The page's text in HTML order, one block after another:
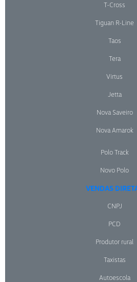
T-Cross
Tiguan R-Line
Taos
Tera
Virtus
Jetta
Nova Saveiro
Nova Amarok
Polo Track
Novo Polo
VENDAS
CNPJ
PCD
Produtor rural
Taxistas
Autoescola